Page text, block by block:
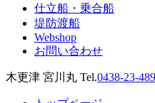
仕立船・乗合船
堤防渡船
Webshop
お問い合わせ
木更津 宮川丸 Tel.0438-23-